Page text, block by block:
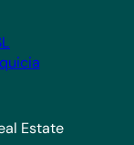
Estate